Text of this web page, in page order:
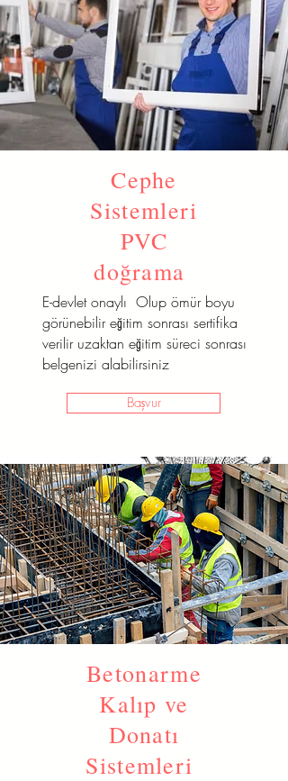
Cephe
Sistemleri
PVC
doğrama
E-devlet onaylı Olup ömür boyu
görünebilir eğitim sonrası sertifika
verilir uzaktan eğitim süreci sonrası
belgenizi alabilirsiniz
Başvur
Terzilik
E-devlet onaylı Olup ömür boyu
görünebilir eğitim sonrası sertifika
verilir uzaktan eğitim süreci sonrası
belgenizi alabilirsiniz
Betonarme
Kalıp ve
Donatı
Sistemleri